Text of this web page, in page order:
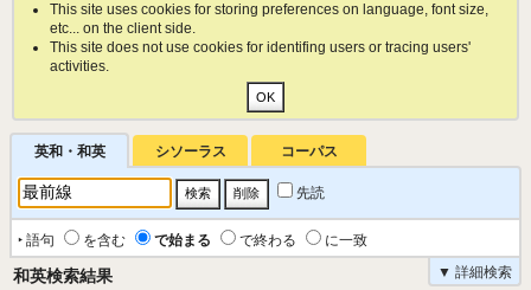
This site uses cookies for storing preferences on language, font size,
etc... on the client side.
This site does not use cookies for identifing users or tracing users'
activities.
英和・和英 シソーラス コーパス
先読
‣ 語句 を含む で始まる で終わる
に一致
▼ 詳細検索
和英検索結果